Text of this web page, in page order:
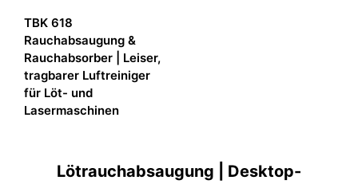
TBK 618
Rauchabsaugung &
Rauchabsorber | Leiser,
tragbarer Luftreiniger
für Löt- und
Lasermaschinen
Lötrauchabsaugung | Desktop-